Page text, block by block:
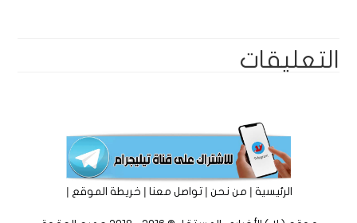
التعليقات
الرئيسية|من نحن|تواصل معنا|خريطة الموقع |